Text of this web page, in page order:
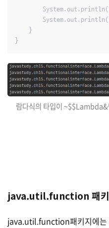
    }
}
람다식의 타입이 ~$$Lambda&
java.util.function 패
java.util.function패키지에는